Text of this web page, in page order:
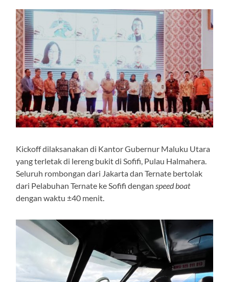
Kickoff dilaksanakan di Kantor Gubernur Maluku Utara
yang terletak di lereng bukit di Sofifi, Pulau Halmahera.
Seluruh rombongan dari Jakarta dan Ternate bertolak
dari Pelabuhan Ternate ke Sofifi denganspeed boat
dengan waktu ±40 menit.